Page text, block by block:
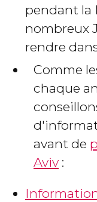
pendant la
nombreux
rendre
Comme
chaque
avant de
Aviv :